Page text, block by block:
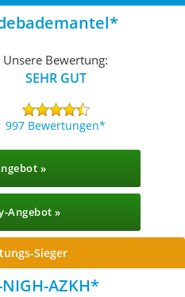
Unsere Bewertung:
SEHR GUT
997 Bewertungen
»
Angebot »
Sieger
AZKH